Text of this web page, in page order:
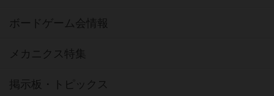
ボードゲーム会情報
メカニクス特集
掲示板・トピックス